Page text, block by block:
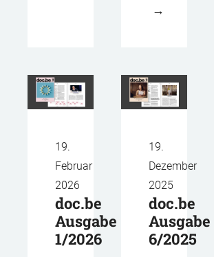
19.
Februar
2026
doc.be
Ausgabe
1/2026
19.
Dezember
2025
doc.be
Ausgabe
6/2025